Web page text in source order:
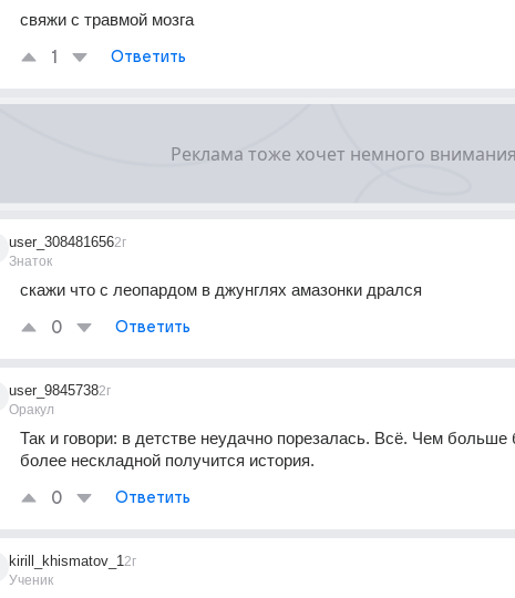
свяжи с травмой мозга
1 Ответить
user_308481656
Знаток
2г
скажи что с леопардом в джунглях амазонки дрался
0 Ответить
user_9845738
Оракул
2г
Так и говори: в детстве неудачно порезалась. Всё. Чем больше
более нескладной получится история.
0 Ответить
kirill_khismatov_1
Ученик
2г